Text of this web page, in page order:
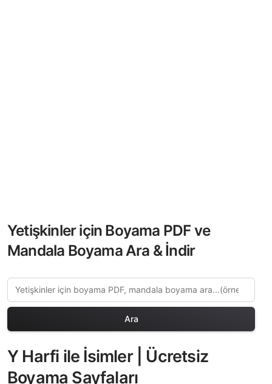
Yetişkinler için Boyama PDF ve
Mandala Boyama Ara & İndir
Ara
Y Harfi ile İsimler | Ücretsiz
Boyama Sayfaları